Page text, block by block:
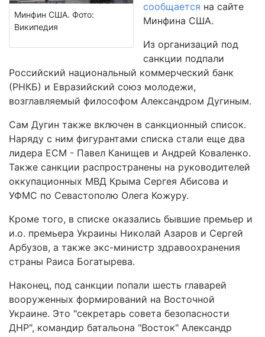
Минфин США. Фото:
Википедия
сообщается на сайте
Минфина США.
Из организаций под
санкции подпали
Российский национальный коммерческий банк
(РНКБ) и Евразийский союз молодежи,
возглавляемый философом Александром Дугиным.
Сам Дугин также включен в санкционный список.
Наряду с ним фигурантами списка стали еще два
лидера ЕСМ - Павел Канищев и Андрей Коваленко.
Также санкции распространены на руководителей
оккупационных МВД Крыма Сергея Абисова и
УФМС по Севастополю Олега Кожуру.
Кроме того, в списке оказались бывшие премьер и
и.о. премьера Украины Николай Азаров и Сергей
Арбузов, а также экс-министр здравоохранения
страны Раиса Богатырева.
Наконец, под санкции попали шесть главарей
вооруженных формирований на Восточной
Украине. Это "секретарь совета безопасности
ДНР", командир батальона "Восток" Александр